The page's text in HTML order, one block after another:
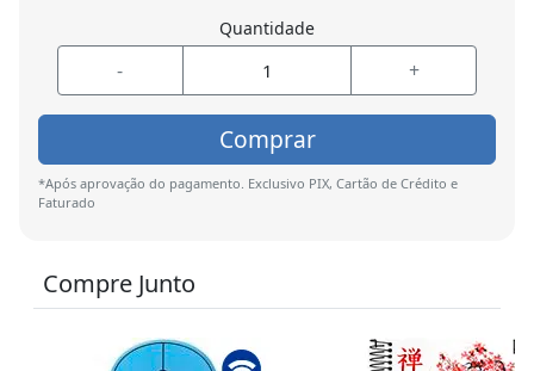
Quantidade
- +
Comprar
*Após aprovação do pagamento. Exclusivo PIX, Cartão de Crédito e
Faturado
Compre Junto